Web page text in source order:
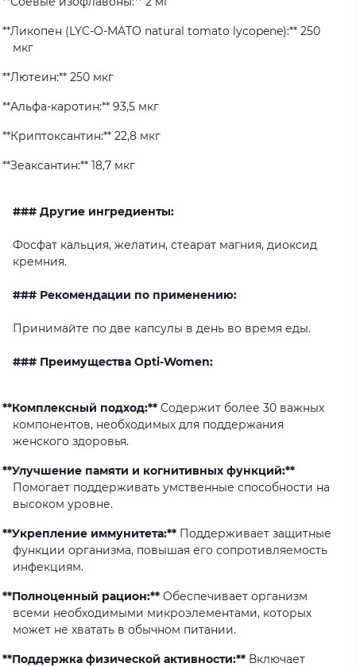
**Ликопен (LYC-O-MATO natural tomato lycopene):** 250
мкг
**Лютеин:** 250 мкг
**Альфа-каротин:** 93,5 мкг
**Криптоксантин:** 22,8 мкг
**Зеаксантин:** 18,7 мкг
### Другие ингредиенты:
Фосфат кальция, желатин, стеарат магния, диоксид
кремния.
### Рекомендации по применению:
Принимайте по две капсулы в день во время еды.
### Преимущества Opti-Women:
**Комплексный подход:** Содержит более 30 важных
компонентов, необходимых для поддержания
женского здоровья.
**Улучшение памяти и когнитивных функций:**
Помогает поддерживать умственные способности на
высоком уровне.
**Укрепление иммунитета:** Поддерживает защитные
функции организма, повышая его сопротивляемость
инфекциям.
**Полноценный рацион:** Обеспечивает организм
всеми необходимыми микроэлементами, которых
может не хватать в обычном питании.
**Поддержка физической активности:** Включает